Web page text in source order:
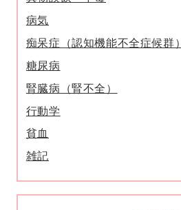
病気
痴呆症（認知機能不全症候群）
糖尿病
腎臓病（腎不全）
行動学
貧血
雑記